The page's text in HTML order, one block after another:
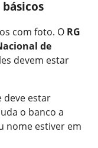
com foto. O RG
de
devem estar
deve estar
o banco a
nome estiver em